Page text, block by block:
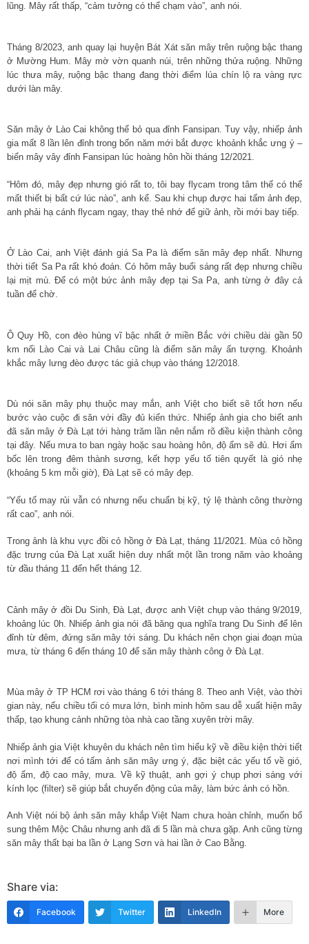
lũng. Mây rất thấp, “cảm tưởng có thể chạm vào”, anh nói.
Tháng 8/2023, anh quay lại huyện Bát Xát săn mây trên ruộng bậc thang
ở Mường Hum. Mây mờ vờn quanh núi, trên những thửa ruộng. Những
lúc thưa mây, ruộng bậc thang đang thời điểm lúa chín lộ ra vàng rực
dưới làn mây.
Săn mây ở Lào Cai không thể bỏ qua đỉnh Fansipan. Tuy vậy, nhiếp ảnh
gia mất 8 lần lên đỉnh trong bốn năm mới bắt được khoảnh khắc ưng ý –
biển mây vây đỉnh Fansipan lúc hoàng hôn hồi tháng 12/2021.
“Hôm đó, mây đẹp nhưng gió rất to, tôi bay flycam trong tâm thế có thể
mất thiết bị bất cứ lúc nào”, anh kể. Sau khi chụp được hai tấm ảnh đẹp,
anh phải hạ cánh flycam ngay, thay thẻ nhớ để giữ ảnh, rồi mới bay tiếp.
Ở Lào Cai, anh Việt đánh giá Sa Pa là điểm săn mây đẹp nhất. Nhưng
thời tiết Sa Pa rất khó đoán. Có hôm mây buổi sáng rất đẹp nhưng chiều
lại mịt mù. Để có một bức ảnh mây đẹp tại Sa Pa, anh từng ở đây cả
tuần để chờ.
Ô Quy Hồ, con đèo hùng vĩ bậc nhất ở miền Bắc với chiều dài gần 50
km nối Lào Cai và Lai Châu cũng là điểm săn mây ấn tượng. Khoảnh
khắc mây lưng đèo được tác giả chụp vào tháng 12/2018.
Dù nói săn mây phụ thuộc may mắn, anh Việt cho biết sẽ tốt hơn nếu
bước vào cuộc đi săn với đầy đủ kiến thức. Nhiếp ảnh gia cho biết anh
đã săn mây ở Đà Lạt tới hàng trăm lần nên nắm rõ điều kiện thành công
tại đây. Nếu mưa to ban ngày hoặc sau hoàng hôn, độ ẩm sẽ đủ. Hơi ẩm
bốc lên trong đêm thành sương, kết hợp yếu tố tiên quyết là gió nhẹ
(khoảng 5 km mỗi giờ), Đà Lạt sẽ có mây đẹp.
“Yếu tố may rủi vẫn có nhưng nếu chuẩn bị kỹ, tỷ lệ thành công thường
rất cao”, anh nói.
Trong ảnh là khu vực đồi cỏ hồng ở Đà Lạt, tháng 11/2021. Mùa cỏ hồng
đặc trưng của Đà Lạt xuất hiện duy nhất một lần trong năm vào khoảng
từ đầu tháng 11 đến hết tháng 12.
Cảnh mây ở đồi Du Sinh, Đà Lạt, được anh Việt chụp vào tháng 9/2019,
khoảng lúc 0h. Nhiếp ảnh gia nói đã băng qua nghĩa trang Du Sinh để lên
đỉnh từ đêm, đứng săn mây tới sáng. Du khách nên chọn giai đoạn mùa
mưa, từ tháng 6 đến tháng 10 để săn mây thành công ở Đà Lạt.
Mùa mây ở TP HCM rơi vào tháng 6 tới tháng 8. Theo anh Việt, vào thời
gian này, nếu chiều tối có mưa lớn, bình minh hôm sau dễ xuất hiện mây
thấp, tạo khung cảnh những tòa nhà cao tầng xuyên trời mây.
Nhiếp ảnh gia Việt khuyên du khách nên tìm hiểu kỹ về điều kiện thời tiết
nơi mình tới để có tấm ảnh săn mây ưng ý, đặc biệt các yếu tố về gió,
độ ẩm, độ cao mây, mưa. Về kỹ thuật, anh gợi ý chụp phơi sáng với
kính lọc (filter) sẽ giúp bắt chuyển động của mây, làm bức ảnh có hồn.
Anh Việt nói bộ ảnh săn mây khắp Việt Nam chưa hoàn chỉnh, muốn bổ
sung thêm Mộc Châu nhưng anh đã đi 5 lần mà chưa gặp. Anh cũng từng
săn mây thất bại ba lần ở Lạng Sơn và hai lần ở Cao Bằng.
Share via:
Facebook Twitter LinkedIn More